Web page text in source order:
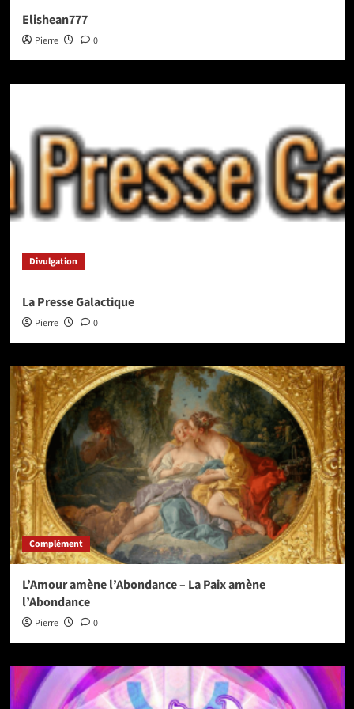
Elishean777
Pierre 0
Divulgation
La Presse Galactique
Pierre 0
Complément
L’Amour amène l’Abondance – La Paix amène
l’Abondance
Pierre 0